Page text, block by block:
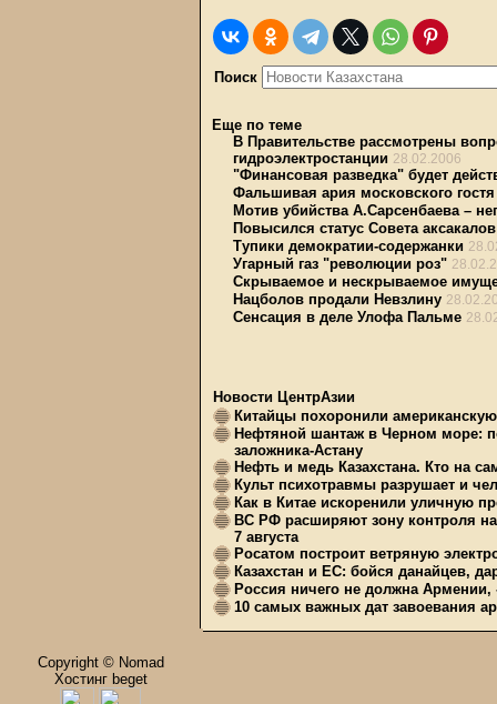
Поиск
Еще по теме
В Правительстве рассмотрены
гидроэлектростанции 28.02.2006
"Финансовая разведка" будет
Фальшивая ария московского гостя
Мотив убийства А.Сарсенбаева –
Повысился статус Совета
Тупики демократии-содержанки
Угарный газ "революции роз"
Скрываемое и нескрываемое
Нацболов продали Невзлину
Сенсация в деле Улофа Пальме
Новости ЦентрАзии
Китайцы похоронили
Нефтяной шантаж в Черном море:
заложника-Астану
Нефть и медь Казахстана. Кто на
Культ психотравмы разрушает и
Как в Китае искоренили уличную
ВС РФ расширяют зону контроля на
7 августа
Росатом построит ветряную
Казахстан и ЕС: бойся данайцев,
Россия ничего не должна Армении,
10 самых важных дат завоевания
Copyright © Nomad
Хостинг beget